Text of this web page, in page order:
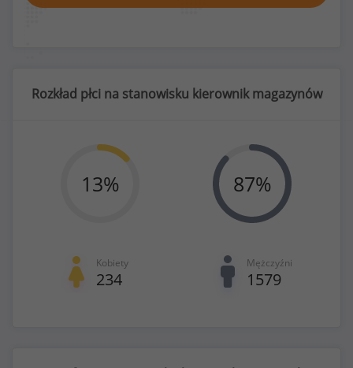
Rozkład płci na stanowisku kierownik magazynów
13%
Kobiety
234
87%
Mężczyźni
1579